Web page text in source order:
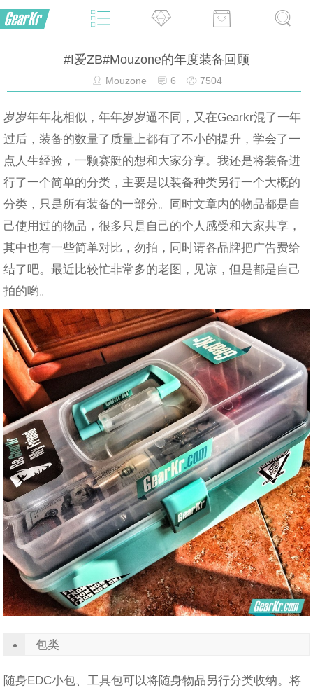
#I爱ZB#Mouzone的年度装备回顾
Mouzone 6 7504
岁岁年年花相似，年年岁岁逼不同，又在Gearkr混了一年
过后，装备的数量了质量上都有了不小的提升，学会了一
点人生经验，一颗赛艇的想和大家分享。我还是将装备进
行了一个简单的分类，主要是以装备种类另行一个大概的
分类，只是所有装备的一部分。同时文章内的物品都是自
己使用过的物品，很多只是自己的个人感受和大家共享，
其中也有一些简单对比，勿拍，同时请各品牌把广告费给
结了吧。最近比较忙非常多的老图，见谅，但是都是自己
拍的哟。
包类
随身EDC小包、工具包可以将随身物品另行分类收纳。将